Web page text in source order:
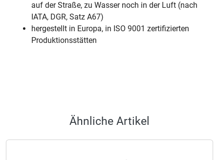
auf der Straße, zu Wasser noch in der Luft (nach
IATA, DGR, Satz A67)
hergestellt in Europa, in ISO 9001 zertifizierten
Produktionsstätten
Ähnliche Artikel